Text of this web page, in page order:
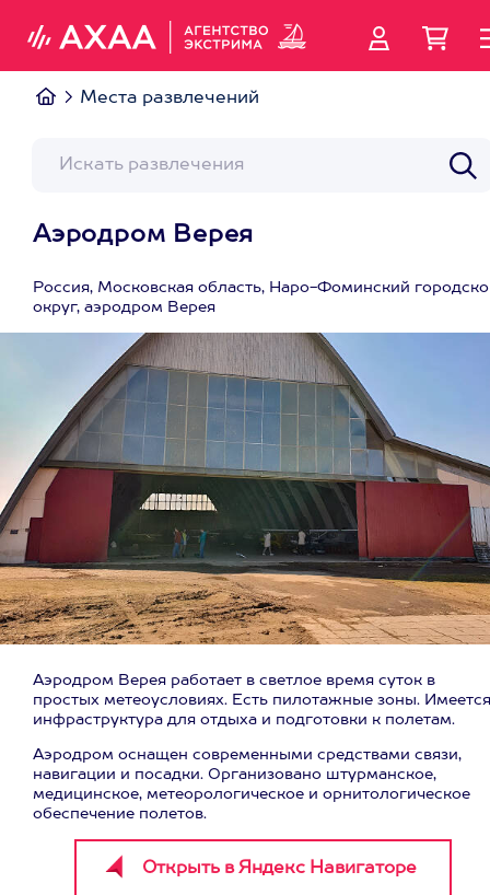
Места развлечений
Аэродром Верея
Россия, Московская область, Наро-Фоминский
округ, аэродром Верея
Аэродром Верея работает в светлое время суток в
простых метеоусловиях. Есть пилотажные зоны. Имеется
инфраструктура для отдыха и подготовки к полетам.
Аэродром оснащен современными средствами связи,
навигации и посадки. Организовано штурманское,
медицинское, метеорологическое и орнитологическое
обеспечение полетов.